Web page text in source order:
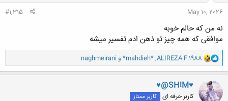
May 10, 2026
#1,315
نه من که حالم خوبه
موافقی که همه چیز تو ذهن ادم تفسیر میشه
و
ا
ک
ش
ه
ALIREZA.F.1988
,
*mahdieh* و naghmeirani
♥@SH!M♥
کاربر حرفه ای کاربر ممتاز